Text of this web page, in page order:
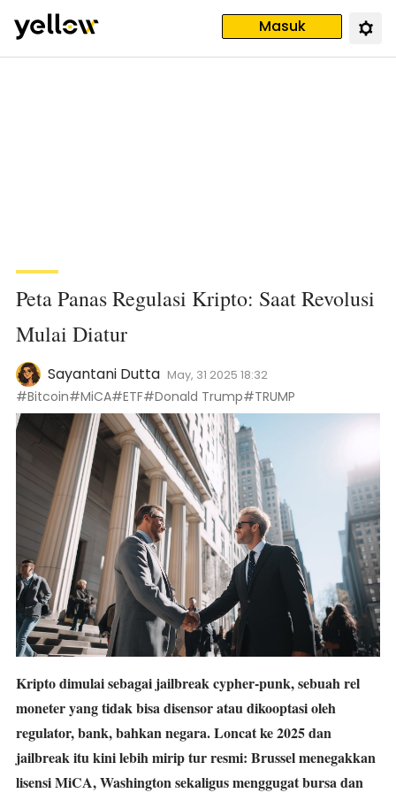
Masuk
Peta Panas Regulasi Kripto: Saat Revolusi
Mulai Diatur
Sayantani Dutta May, 31 2025 18:32
#Bitcoin#MiCA#ETF#Donald Trump#TRUMP
Kripto dimulai sebagai jailbreak cypher-punk, sebuah rel
moneter yang tidak bisa disensor atau dikooptasi oleh
regulator, bank, bahkan negara. Loncat ke 2025 dan
jailbreak itu kini lebih mirip tur resmi: Brussel menegakkan
lisensi MiCA, Washington sekaligus menggugat bursa dan